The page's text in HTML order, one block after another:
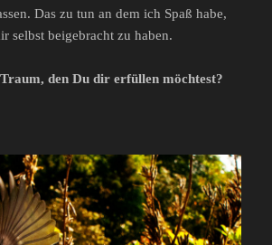
Das zu tun an dem ich Spaß habe,
selbst beigebracht zu haben.
den Du dir erfüllen möchtest?